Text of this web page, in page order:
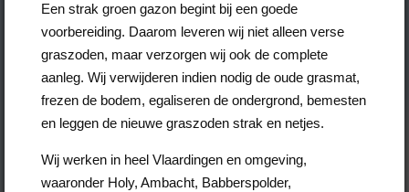
Een strak groen gazon begint bij een goede
voorbereiding. Daarom leveren wij niet alleen verse
graszoden, maar verzorgen wij ook de complete
aanleg. Wij verwijderen indien nodig de oude grasmat,
frezen de bodem, egaliseren de ondergrond, bemesten
en leggen de nieuwe graszoden strak en netjes.
Wij werken in heel Vlaardingen en omgeving,
waaronder Holy, Ambacht, Babberspolder,